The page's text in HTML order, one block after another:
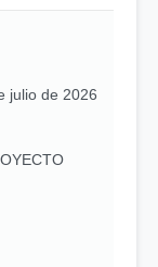
julio de 2026